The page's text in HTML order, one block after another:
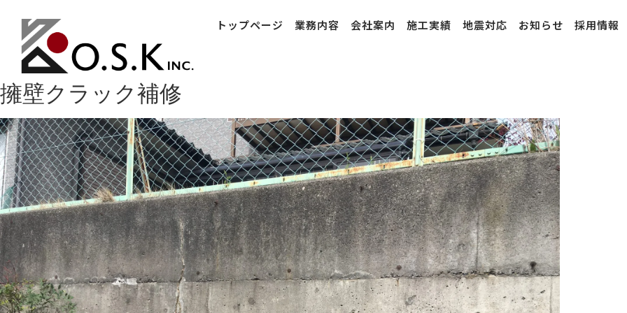
トップページ 業務内容 会社案内 施工実績 地震対応 お知らせ 採用情報
擁壁クラック補修